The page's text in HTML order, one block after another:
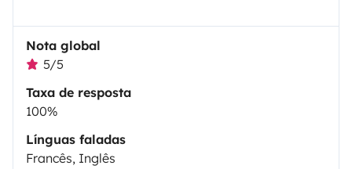
Nota global
5/5
Taxa de resposta
100%
Línguas faladas
Francês, Inglês